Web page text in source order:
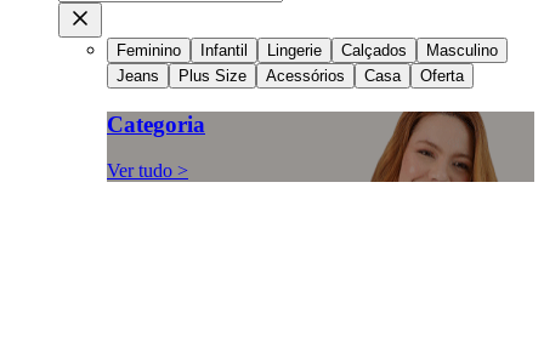
Feminino Infantil Lingerie Calçados
Masculino
Jeans
Plus Size Acessórios Casa Oferta
Categoria
Ver tudo >